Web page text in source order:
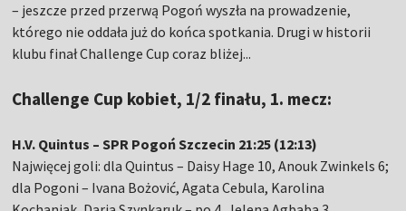
– jeszcze przed przerwą Pogoń wyszła na prowadzenie,
którego nie oddała już do końca spotkania. Drugi w historii
klubu finał Challenge Cup coraz bliżej...
Challenge Cup kobiet, 1/2 finału, 1. mecz:
H.V. Quintus – SPR Pogoń Szczecin 21:25 (12:13)
Najwięcej goli: dla Quintus – Daisy Hage 10, Anouk Zwinkels 6;
dla Pogoni – Ivana Bożović, Agata Cebula, Karolina